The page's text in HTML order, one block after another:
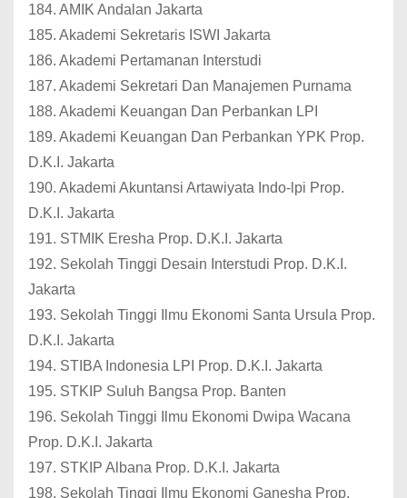
184. AMIK Andalan Jakarta
185. Akademi Sekretaris ISWI Jakarta
186. Akademi Pertamanan Interstudi
187. Akademi Sekretari Dan Manajemen Purnama
188. Akademi Keuangan Dan Perbankan LPI
189. Akademi Keuangan Dan Perbankan YPK Prop.
D.K.I. Jakarta
190. Akademi Akuntansi Artawiyata Indo-lpi Prop.
D.K.I. Jakarta
191. STMIK Eresha Prop. D.K.I. Jakarta
192. Sekolah Tinggi Desain Interstudi Prop. D.K.I.
Jakarta
193. Sekolah Tinggi Ilmu Ekonomi Santa Ursula Prop.
D.K.I. Jakarta
194. STIBA Indonesia LPI Prop. D.K.I. Jakarta
195. STKIP Suluh Bangsa Prop. Banten
196. Sekolah Tinggi Ilmu Ekonomi Dwipa Wacana
Prop. D.K.I. Jakarta
197. STKIP Albana Prop. D.K.I. Jakarta
198. Sekolah Tinggi Ilmu Ekonomi Ganesha Prop.